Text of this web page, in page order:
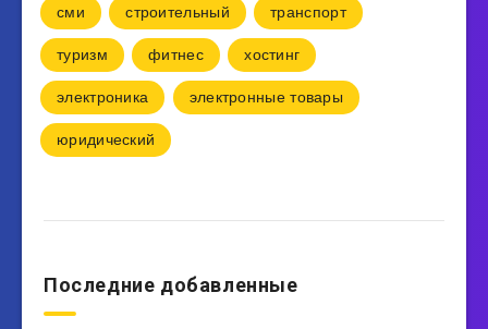
сми
строительный
транспорт
туризм
фитнес
хостинг
электроника
электронные товары
юридический
Последние добавленные